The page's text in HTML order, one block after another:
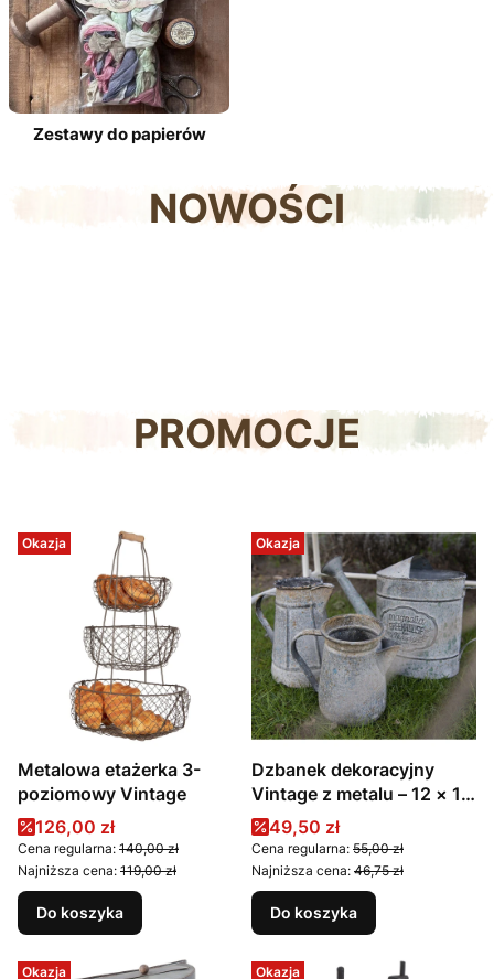
Zestawy do papierów
NOWOŚCI
PROMOCJE
Okazja
Metalowa etażerka 3-
poziomowy Vintage
Cena promocyjna
126,00 zł
Cena regularna: 140,00 zł
Najniższa cena: 119,00 zł
Do koszyka
Okazja
Dzbanek dekoracyjny
Vintage z metalu – 12 × 12
× 16 cm
Cena promocyjna
49,50 zł
Cena regularna: 55,00 zł
Najniższa cena: 46,75 zł
Do koszyka
Okazja Okazja